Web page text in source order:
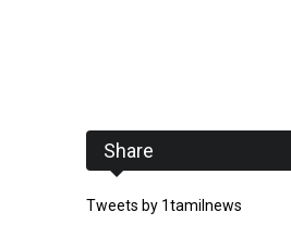
Share
Tweets by 1tamilnews